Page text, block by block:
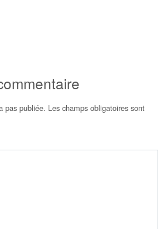
pas publiée. Les champs obligatoires sont